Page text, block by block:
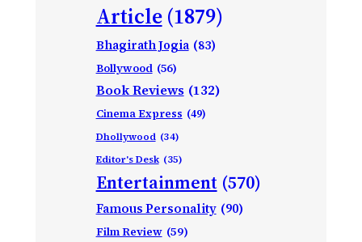
Article (1879)
Bhagirath Jogia (83)
Bollywood (56)
Book Reviews (132)
Cinema Express (49)
Dhollywood (34)
Editor's Desk (35)
Entertainment (570)
Famous Personality (90)
Film Review (59)